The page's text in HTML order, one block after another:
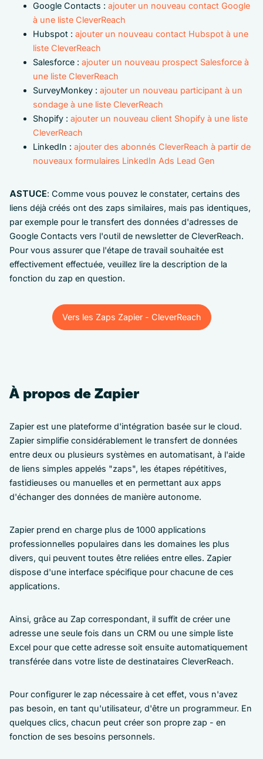
Google Contacts : ajouter un nouveau contact Google
à une liste CleverReach
Hubspot : ajouter un nouveau contact Hubspot à une
liste CleverReach
Salesforce : ajouter un nouveau prospect Salesforce à
une liste CleverReach
SurveyMonkey : ajouter un nouveau participant à un
sondage à une liste CleverReach
Shopify : ajouter un nouveau client Shopify à une liste
CleverReach
LinkedIn : ajouter des abonnés CleverReach à partir de
nouveaux formulaires LinkedIn Ads Lead Gen
ASTUCE: Comme vous pouvez le constater, certains des
liens déjà créés ont des zaps similaires, mais pas identiques,
par exemple pour le transfert des données d'adresses de
Google Contacts vers l'outil de newsletter de CleverReach.
Pour vous assurer que l'étape de travail souhaitée est
effectivement effectuée, veuillez lire la description de la
fonction du zap en question.
Vers les Zaps Zapier - CleverReach
Vers les Zaps Zapier - CleverReach
À propos de Zapier
Zapier est une plateforme d'intégration basée sur le cloud.
Zapier simplifie considérablement le transfert de données
entre deux ou plusieurs systèmes en automatisant, à l'aide
de liens simples appelés "zaps", les étapes répétitives,
fastidieuses ou manuelles et en permettant aux apps
d'échanger des données de manière autonome.
Zapier prend en charge plus de 1000 applications
professionnelles populaires dans les domaines les plus
divers, qui peuvent toutes être reliées entre elles. Zapier
dispose d'une interface spécifique pour chacune de ces
applications.
Ainsi, grâce au Zap correspondant, il suffit de créer une
adresse une seule fois dans un CRM ou une simple liste
Excel pour que cette adresse soit ensuite automatiquement
transférée dans votre liste de destinataires CleverReach.
Pour configurer le zap nécessaire à cet effet, vous n'avez
pas besoin, en tant qu'utilisateur, d'être un programmeur. En
quelques clics, chacun peut créer son propre zap - en
fonction de ses besoins personnels.